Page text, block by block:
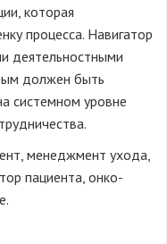
которая
процесса. Навигатор
деятельностными
должен быть
системном уровне
менеджмент ухода,
пациента, онко-